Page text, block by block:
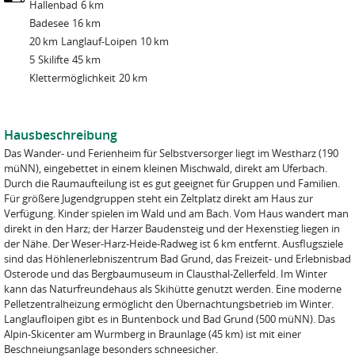
Hallenbad 6 km
Badesee 16 km
20 km Langlauf-Loipen 10 km
5 Skilifte 45 km
Klettermöglichkeit 20 km
Hausbeschreibung
Das Wander- und Ferienheim für Selbstversorger liegt im Westharz (190
müNN), eingebettet in einem kleinen Mischwald, direkt am Uferbach.
Durch die Raumaufteilung ist es gut geeignet für Gruppen und Familien.
Für größere Jugendgruppen steht ein Zeltplatz direkt am Haus zur
Verfügung. Kinder spielen im Wald und am Bach. Vom Haus wandert man
direkt in den Harz; der Harzer Baudensteig und der Hexenstieg liegen in
der Nähe. Der Weser-Harz-Heide-Radweg ist 6 km entfernt. Ausflugsziele
sind das Höhlenerlebniszentrum Bad Grund, das Freizeit- und Erlebnisbad
Osterode und das Bergbaumuseum in Clausthal-Zellerfeld. Im Winter
kann das Naturfreundehaus als Skihütte genutzt werden. Eine moderne
Pelletzentralheizung ermöglicht den Übernachtungsbetrieb im Winter.
Langlaufloipen gibt es in Buntenbock und Bad Grund (500 müNN). Das
Alpin-Skicenter am Wurmberg in Braunlage (45 km) ist mit einer
Beschneiungsanlage besonders schneesicher.